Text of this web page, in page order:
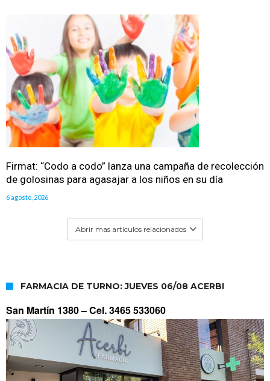
Firmat: “Codo a codo” lanza una campaña de recolección
de golosinas para agasajar a los niños en su día
6 agosto, 2026
Abrir mas artículos relacionados
FARMACIA DE TURNO: JUEVES 06/08 ACERBI
San Martín 1380 –Cel. 3465 533060